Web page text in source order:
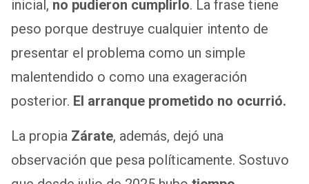
inicial, no pudieron cumplirlo. La frase tiene
peso porque destruye cualquier intento de
presentar el problema como un simple
malentendido o como una exageración
posterior. El arranque prometido no ocurrió.
La propia Zárate, además, dejó una
observación que pesa políticamente. Sostuvo